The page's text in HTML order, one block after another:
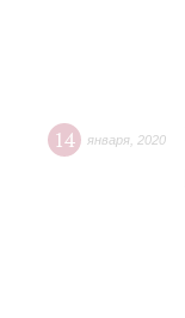
14 января 2020